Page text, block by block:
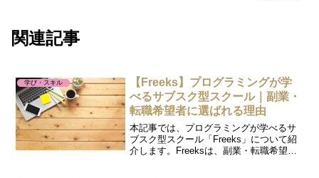
関連記事
学び・スキル
【Freeks】プログラミングが学
べるサブスク型スクール｜副業・
転職希望者に選ばれる理由
本記事では、プログラミングが学べるサ
ブスク型スクール「Freeks」について紹
介します。Freeksは、副業・転職希望者